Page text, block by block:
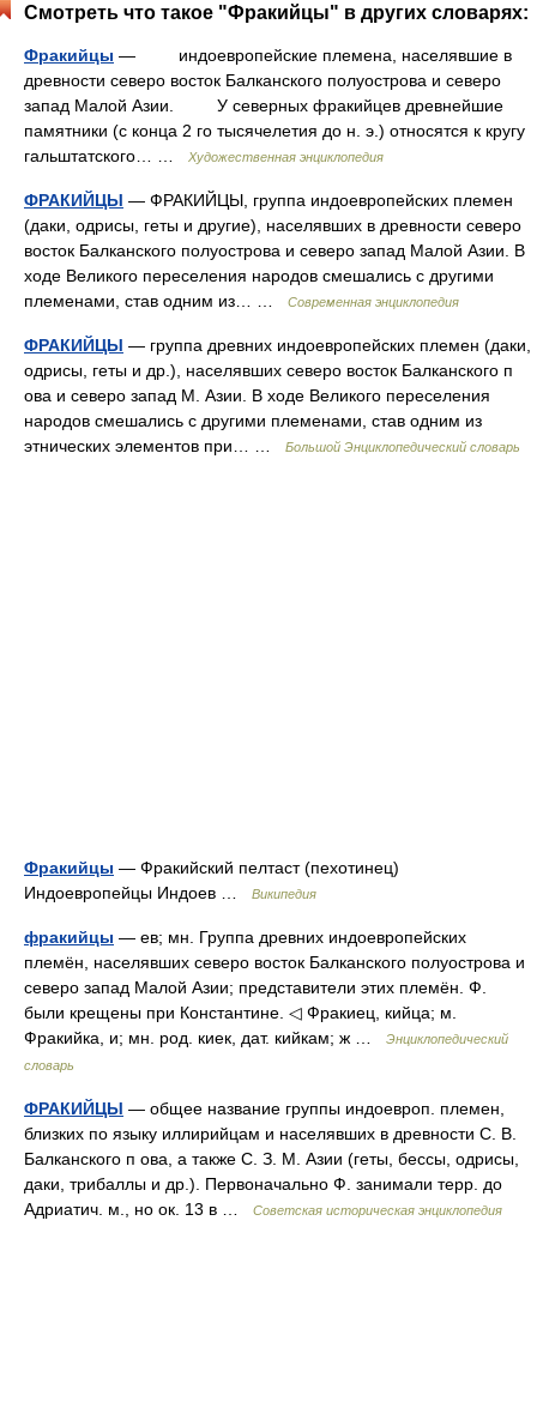
Смотреть что такое "Фракийцы" в других словарях:
Фракийцы — индоевропейские племена, населявшие в
древности северо восток Балканского полуострова и северо
запад Малой Азии. У северных фракийцев древнейшие
памятники (с конца 2 го тысячелетия до н. э.) относятся к кругу
гальштатского… …
Художественная энциклопедия
ФРАКИЙЦЫ — ФРАКИЙЦЫ, группа индоевропейских племен
(даки, одрисы, геты и другие), населявших в древности северо
восток Балканского полуострова и северо запад Малой Азии. В
ходе Великого переселения народов смешались с другими
племенами, став одним из… …
Современная энциклопедия
ФРАКИЙЦЫ — группа древних индоевропейских племен (даки,
одрисы, геты и др.), населявших северо восток Балканского п
ова и северо запад М. Азии. В ходе Великого переселения
народов смешались с другими племенами, став одним из
этнических элементов при… …
Большой Энциклопедический словарь
Фракийцы — Фракийский пелтаст (пехотинец)
Индоевропейцы Индоев …
Википедия
фракийцы — ев; мн. Группа древних индоевропейских
племён, населявших северо восток Балканского полуострова и
северо запад Малой Азии; представители этих племён. Ф.
были крещены при Константине. ◁ Фракиец, кийца; м.
Фракийка, и; мн. род. киек, дат. кийкам; ж …
Энциклопедический
словарь
ФРАКИЙЦЫ — общее название группы индоевроп. племен,
близких по языку иллирийцам и населявших в древности С. В.
Балканского п ова, а также С. З. М. Азии (геты, бессы, одрисы,
даки, трибаллы и др.). Первоначально Ф. занимали терр. до
Адриатич. м., но ок. 13 в …
Советская историческая энциклопедия